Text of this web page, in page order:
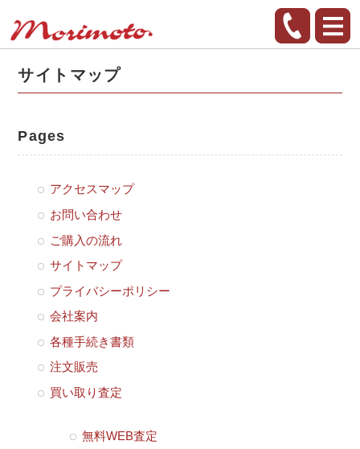
サイトマップ
Pages
アクセスマップ
お問い合わせ
ご購入の流れ
サイトマップ
プライバシーポリシー
会社案内
各種手続き書類
注文販売
買い取り査定
無料WEB査定